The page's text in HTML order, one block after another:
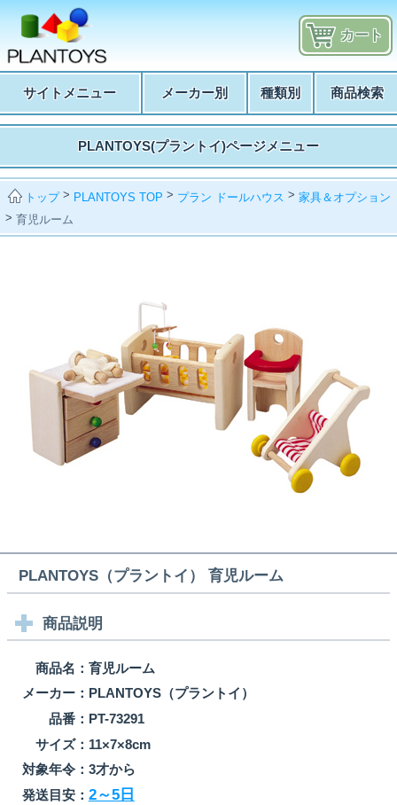
カート
サイトメニュー メーカー別 種類別 商品検索
PLANTOYS(プラントイ)ページメニュー
トップ> PLANTOYS TOP > プラン ドールハウス >家具＆オプション
>育児ルーム
PLANTOYS（プラントイ） 育児ルーム
商品説明
商品名： 育児ルーム
メーカー： PLANTOYS（プラントイ）
品番： PT-73291
サイズ： 11×7×8cm
対象年令： 3才から
発送目安： 2～5日